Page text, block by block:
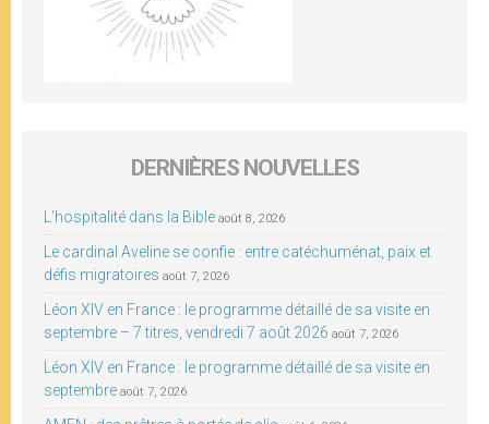
DERNIÈRES NOUVELLES
L’hospitalité dans la Bible août 8, 2026
Le cardinal Aveline se confie : entre catéchuménat, paix et
défis migratoires août 7, 2026
Léon XIV en France : le programme détaillé de sa visite en
septembre – 7 titres, vendredi 7 août 2026 août 7, 2026
Léon XIV en France : le programme détaillé de sa visite en
septembre août 7, 2026